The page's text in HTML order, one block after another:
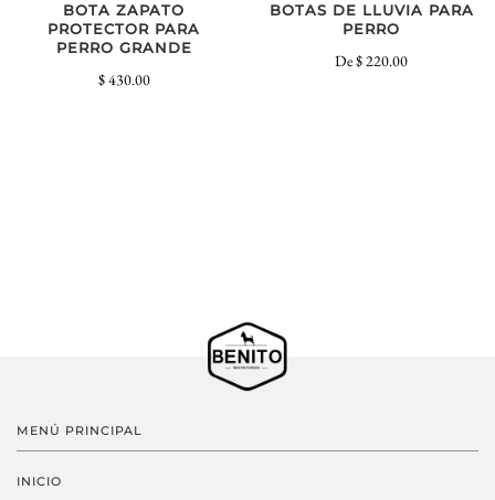
BOTA ZAPATO
PROTECTOR PARA
PERRO GRANDE
$ 430.00
BOTAS DE LLUVIA PARA
PERRO
De$ 220.00
MENÚ PRINCIPAL
INICIO